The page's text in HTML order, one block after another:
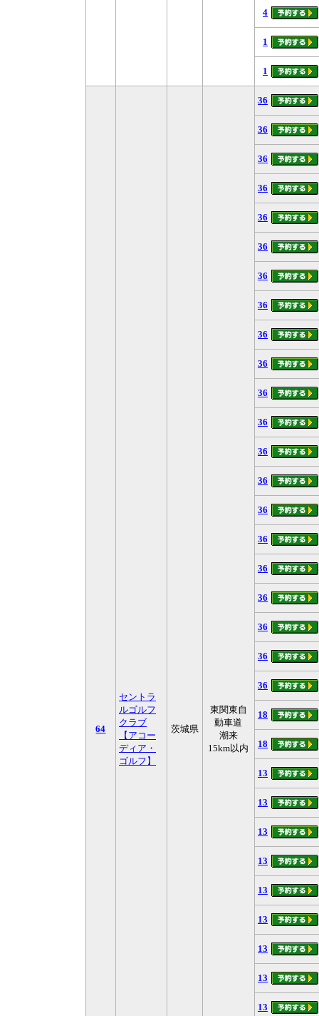
4
1
1
64
セントラ
ルゴルフ
クラブ
【アコー
ディア・
ゴルフ】
茨城県
東関東自
動車道
潮来
15km以内
36
36
36
36
36
36
36
36
36
36
36
36
36
36
36
36
36
36
36
36
36
18
18
13
13
13
13
13
13
13
13
13